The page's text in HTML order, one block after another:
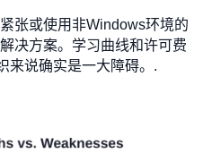
张或使用非Windows环境的
决方案。学习曲线和许可费
来说确实是一大障碍。.